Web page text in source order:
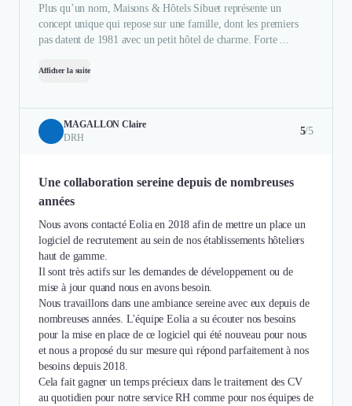
Plus qu’un nom, Maisons & Hôtels Sibuet représente un
concept unique qui repose sur une famille, dont les premiers
pas datent de 1981 avec un petit hôtel de charme. Forte ...
Afficher la suite
MAGALLON Claire
DRH
5/5
Une collaboration sereine depuis de nombreuses
années
Nous avons contacté Eolia en 2018 afin de mettre un place un
logiciel de recrutement au sein de nos établissements hôteliers
haut de gamme.
Il sont très actifs sur les demandes de développement ou de
mise à jour quand nous en avons besoin.
Nous travaillons dans une ambiance sereine avec eux depuis de
nombreuses années. L'équipe Eolia a su écouter nos besoins
pour la mise en place de ce logiciel qui été nouveau pour nous
et nous a proposé du sur mesure qui répond parfaitement à nos
besoins depuis 2018.
Cela fait gagner un temps précieux dans le traitement des CV
au quotidien pour notre service RH comme pour nos équipes de